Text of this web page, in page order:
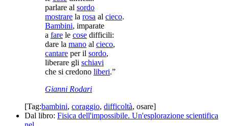
parlare al sordo
mostrare la rosa al cieco.
Bambini, imparate
a fare le cose difficili:
dare la mano al cieco,
cantare per il sordo,
liberare gli schiavi
che si credono liberi.”
Gianni Rodari
[Tag:bambini, coraggio, difficoltà, osare]
Dal libro: Fisica dell'impossibile. Un'esplorazione scientifica